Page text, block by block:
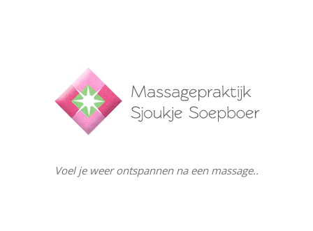
Voel je weer ontspannen na een massage..